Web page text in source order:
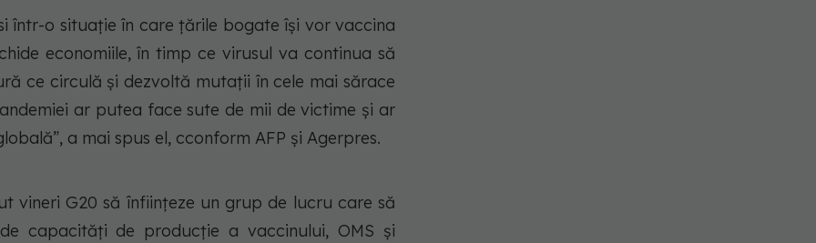
într-o situație în care țările bogate își vor vaccina
economiile, în timp ce virusul va continua să
ce circulă și dezvoltă mutații în cele mai sărace
ar putea face sute de mii de victime și ar
a mai spus el, cconform AFP și Agerpres.
vineri G20 să înființeze un grup de lucru care să
capacități de producție a vaccinului, OMS și